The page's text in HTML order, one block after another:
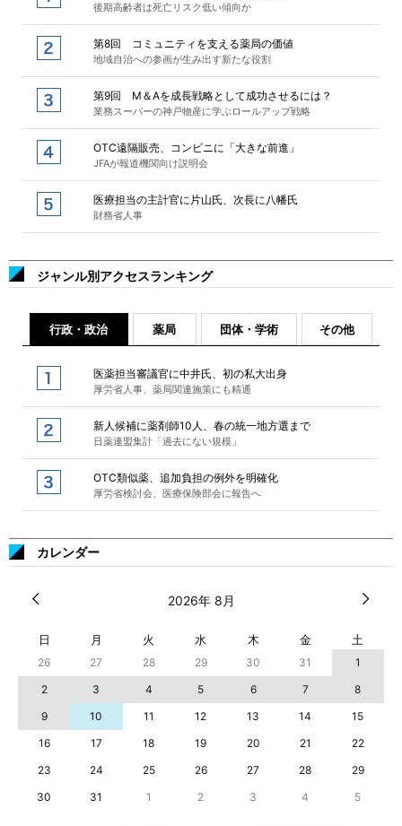
後期高齢者は死亡リスク低い傾向か
第8回 コミュニティを支える薬局の価値
地域自治への参画が生み出す新たな役割
第9回 M＆Aを成長戦略として成功させるには？
業務スーパーの神戸物産に学ぶロールアップ戦略
OTC遠隔販売、コンビニに「大きな前進」
JFAが報道機関向け説明会
医療担当の主計官に片山氏、次長に八幡氏
財務省人事
ジャンル別アクセスランキング
行政・政治 薬局 団体・学術 その他
医薬担当審議官に中井氏、初の私大出身
厚労省人事、薬局関連施策にも精通
新人候補に薬剤師10人、春の統一地方選まで
日薬連盟集計「過去にない規模」
OTC類似薬、追加負担の例外を明確化
厚労省検討会、医療保険部会に報告へ
カレンダー
2026年 8月
日 月 火 水 木 金 土
26 27 28 29 30 31
1
2
3 4 5 6 7
8
9
10 11 12 13 14
15
16
17 18 19 20 21
22
23
24 25 26 27 28
29
30
31 1 2 3 4 5